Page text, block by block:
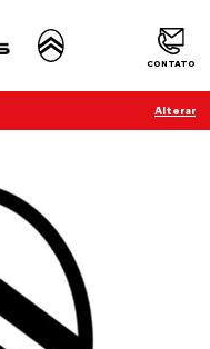
CONTATO
Alterar